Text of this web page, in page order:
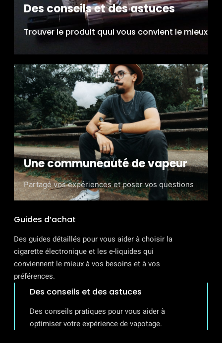
Des conseils et des astuces
Trouver le produit quui vous convient le mieux
Une communeauté de vapeur
Partagé vos expériences et poser vos questions
Guides d’achat
Des guides détaillés pour vous aider à choisir la
cigarette électronique et les e-liquides qui
conviennent le mieux à vos besoins et à vos
préférences.
Des conseils et des astuces
Des conseils pratiques pour vous aider à
optimiser votre expérience de vapotage.